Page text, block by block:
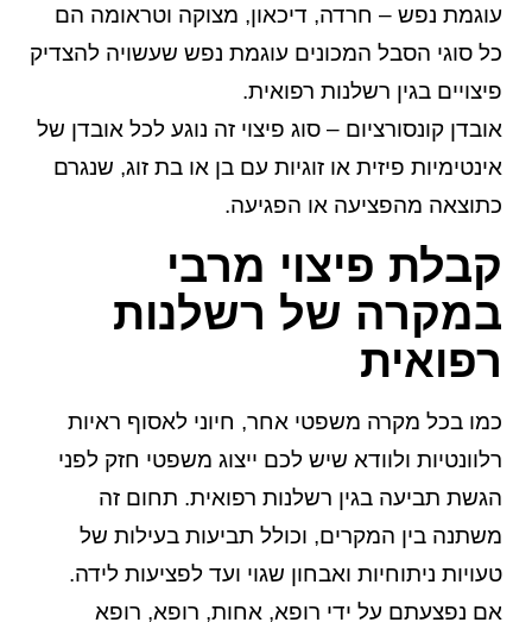
עוגמת נפש – חרדה, דיכאון, מצוקה וטראומה הם
כל סוגי הסבל המכונים עוגמת נפש שעשויה להצדיק
פיצויים בגין רשלנות רפואית.
אובדן קונסורציום – סוג פיצוי זה נוגע לכל אובדן של
אינטימיות פיזית או זוגיות עם בן או בת זוג, שנגרם
כתוצאה מהפציעה או הפגיעה.
קבלת פיצוי מרבי
במקרה של רשלנות
רפואית
כמו בכל מקרה משפטי אחר, חיוני לאסוף ראיות
רלוונטיות ולוודא שיש לכם ייצוג משפטי חזק לפני
הגשת תביעה בגין רשלנות רפואית. תחום זה
משתנה בין המקרים, וכולל תביעות בעילות של
טעויות ניתוחיות ואבחון שגוי ועד לפציעות לידה.
אם נפצעתם על ידי רופא, אחות, רופא, רופא